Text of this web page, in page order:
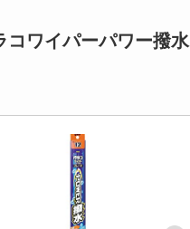
コワイパーパワー撥水